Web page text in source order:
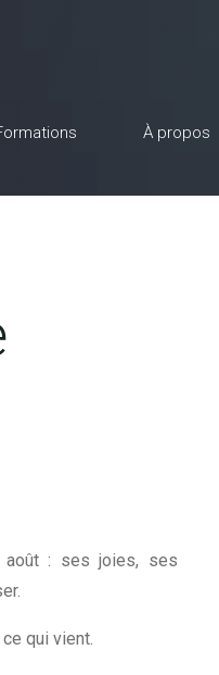
À propos
août : ses joies, ses
qui vient.